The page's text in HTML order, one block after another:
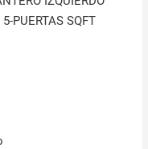
PUERTAS SQFT